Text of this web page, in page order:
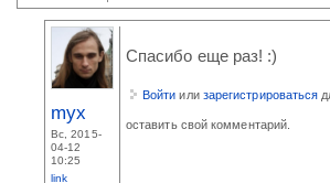
myx
Вс, 2015-
04-12
10:25
link
Спасибо еще раз! :)
Войти или зарегистрироваться
оставить свой комментарий.